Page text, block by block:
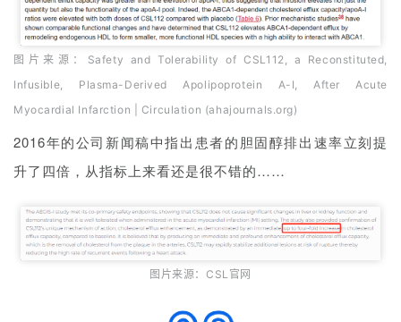
图片来源：Safety and Tolerability of CSL112, a Reconstituted,
Infusible, Plasma-Derived Apolipoprotein A-I, After Acute
Myocardial Infarction | Circulation (ahajournals.org)
2016年的公司新闻稿中指出患者的胆固醇排出速率立刻提
升了四倍，从指标上来看还是很不错的……
图片来源：CSL官网